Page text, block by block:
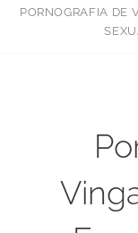
PORNOGRAFIA DE